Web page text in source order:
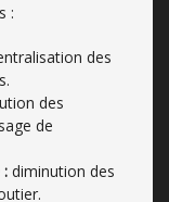
:
des
des
de
: diminution des